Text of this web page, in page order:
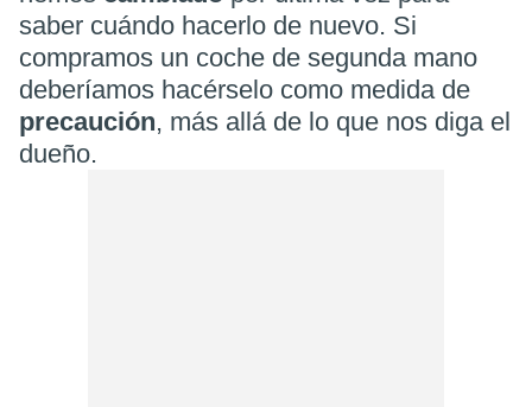
saber cuándo hacerlo de nuevo. Si
compramos un coche de segunda mano
deberíamos hacérselo como medida de
precaución, más allá de lo que nos diga el
dueño.